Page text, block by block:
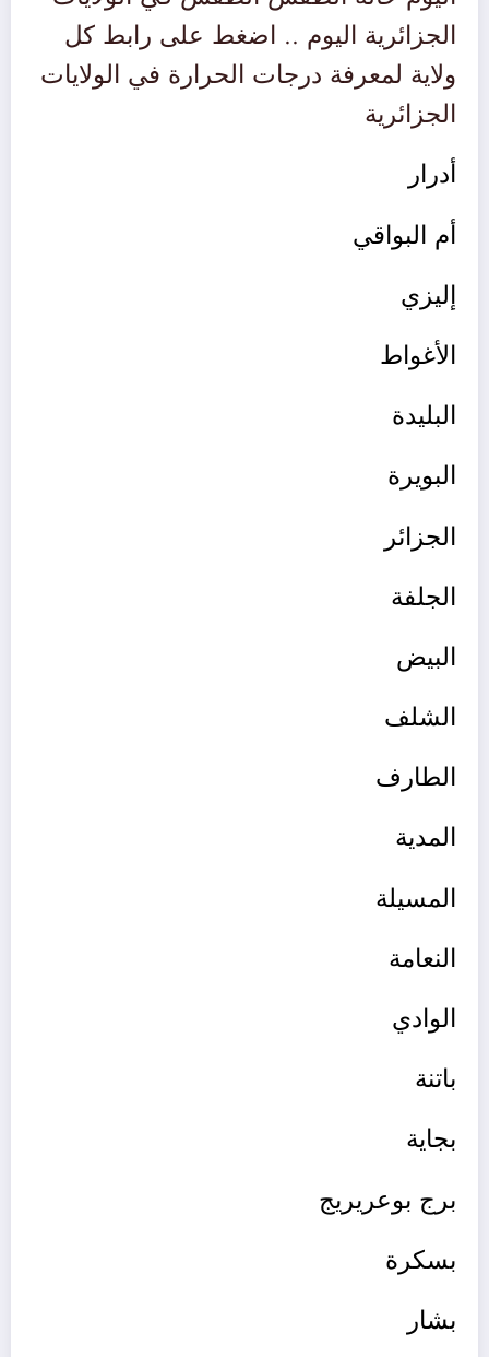
الجزائرية اليوم .. اضغط على رابط كل
ولاية لمعرفة درجات الحرارة في الولايات
الجزائرية
أدرار
أم البواقي
إليزي
الأغواط
البليدة
البويرة
الجزائر
الجلفة
البيض
الشلف
الطارف
المدية
المسيلة
النعامة
الوادي
باتنة
بجاية
برج بوعريريج
بسكرة
بشار